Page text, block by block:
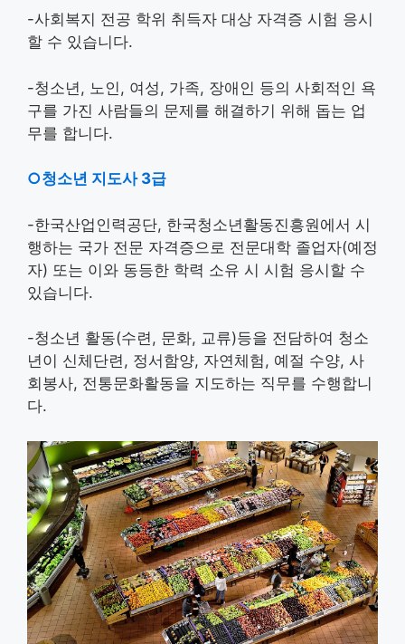
-사회복지 전공 학위 취득자 대상 자격증 시험 응시
할 수 있습니다.
-청소년, 노인, 여성, 가족, 장애인 등의 사회적인 욕
구를 가진 사람들의 문제를 해결하기 위해 돕는 업
무를 합니다.
○청소년 지도사 3급
-한국산업인력공단, 한국청소년활동진흥원에서 시
행하는 국가 전문 자격증으로 전문대학 졸업자(예정
자) 또는 이와 동등한 학력 소유 시 시험 응시할 수
있습니다.
-청소년 활동(수련, 문화, 교류)등을 전담하여 청소
년이 신체단련, 정서함양, 자연체험, 예절 수양, 사
회봉사, 전통문화활동을 지도하는 직무를 수행합니
다.